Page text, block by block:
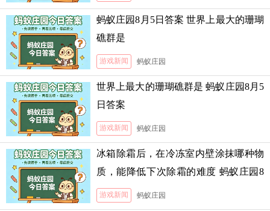
蚂蚁庄园8月5日答案 世界上最大的珊瑚
礁群是
游戏新闻 蚂蚁庄园
世界上最大的珊瑚礁群是 蚂蚁庄园8月5
日答案
游戏新闻 蚂蚁庄园
冰箱除霜后，在冷冻室内壁涂抹哪种物
质，能降低下次除霜的难度 蚂蚁庄园8
月5日答案
游戏新闻 蚂蚁庄园